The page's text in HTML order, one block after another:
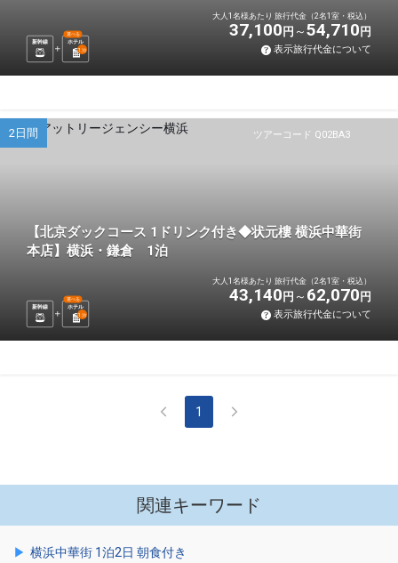
新幹線 ホテル
選べる
1 泊
大人1名様あたり 旅行代金（2名1室・税込）
37,100 円 54,710 円
表示旅行代金について
ツアーコード Q02BA3
2日間
【北京ダックコース 1ドリンク付き◆状元樓 横浜中華街
本店】横浜・鎌倉 1泊
新幹線 ホテル
選べる
1 泊
大人1名様あたり 旅行代金（2名1室・税込）
43,140 円 62,070 円
表示旅行代金について
1
関連キーワード
横浜中華街 1泊2日 朝食付き